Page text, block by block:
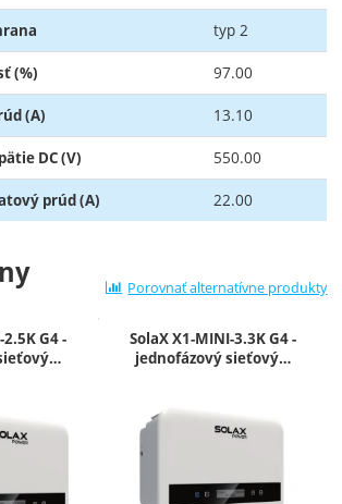
typ 2
(%) 97.00
(A) 13.10
DC (V) 550.00
prúd (A) 22.00
Porovnať alternatívne produkty
G4 -
SolaX X1-MINI-3.3K G4 -
jednofázový sieťový…